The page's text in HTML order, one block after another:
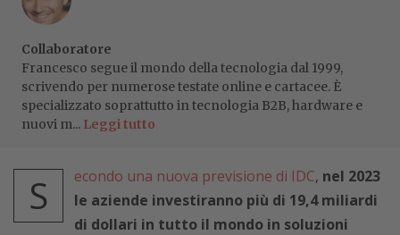
Collaboratore
Francesco segue il mondo della tecnologia dal 1999,
scrivendo per numerose testate online e cartacee. È
specializzato soprattutto in tecnologia B2B, hardware e
nuovi m... Leggi tutto
S econdo una nuova previsione di IDC, nel 2023
le aziende investiranno più di 19,4 miliardi
di dollari in tutto il mondo in soluzioni